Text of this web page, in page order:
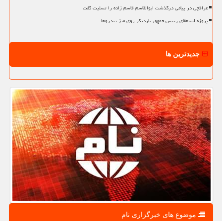
عراقچی در پیامی درگذشت ابوالقاسم قاسم زاده را تسلیت گفت
پروژه استعفای رییس جمهور باردیگر روی میز تندروها
جدیدترین ها
موضوع های خبرگزاری نام